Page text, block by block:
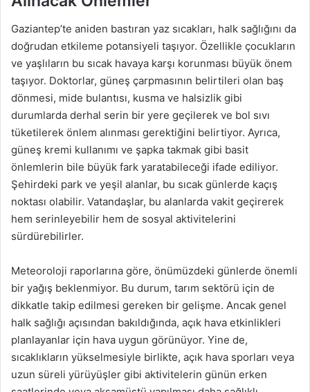
Gaziantep’te aniden bastıran yaz sıcakları, halk sağlığını da
doğrudan etkileme potansiyeli taşıyor. Özellikle çocukların
ve yaşlıların bu sıcak havaya karşı korunması büyük önem
taşıyor. Doktorlar, güneş çarpmasının belirtileri olan baş
dönmesi, mide bulantısı, kusma ve halsizlik gibi
durumlarda derhal serin bir yere geçilerek ve bol sıvı
tüketilerek önlem alınması gerektiğini belirtiyor. Ayrıca,
güneş kremi kullanımı ve şapka takmak gibi basit
önlemlerin bile büyük fark yaratabileceği ifade ediliyor.
Şehirdeki park ve yeşil alanlar, bu sıcak günlerde kaçış
noktası olabilir. Vatandaşlar, bu alanlarda vakit geçirerek
hem serinleyebilir hem de sosyal aktivitelerini
sürdürebilirler.
Meteoroloji raporlarına göre, önümüzdeki günlerde önemli
bir yağış beklenmiyor. Bu durum, tarım sektörü için de
dikkatle takip edilmesi gereken bir gelişme. Ancak genel
halk sağlığı açısından bakıldığında, açık hava etkinlikleri
planlayanlar için hava uygun görünüyor. Yine de,
sıcaklıkların yükselmesiyle birlikte, açık hava sporları veya
uzun süreli yürüyüşler gibi aktivitelerin günün erken